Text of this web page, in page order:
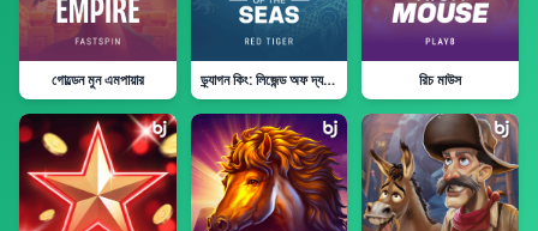
গোল্ডেন মুন এমপায়ার ড্র্যাগন কিং: লিজেন্ড অফ দ্য সীস রিচ মাউস